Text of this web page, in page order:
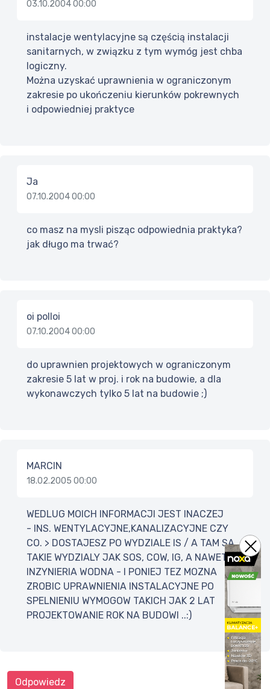
03.10.2004 00:00
instalacje wentylacyjne są częścią instalacji
sanitarnych, w związku z tym wymóg jest chba
logiczny.
Można uzyskać uprawnienia w ograniczonym
zakresie po ukończeniu kierunków pokrewnych
i odpowiedniej praktyce
Ja
07.10.2004 00:00
co masz na mysli pisząc odpowiednia praktyka?
jak długo ma trwać?
oi polloi
07.10.2004 00:00
do uprawnien projektowych w ograniczonym
zakresie 5 lat w proj. i rok na budowie, a dla
wykonawczych tylko 5 lat na budowie ;)
MARCIN
18.02.2005 00:00
WEDLUG MOICH INFORMACJI JEST INACZEJ
- INS. WENTYLACYJNE,KANALIZACYJNE CZY
CO. > DOSTAJESZ PO WYDZIALE IS / A TAM SA
TAKIE WYDZIALY JAK SOS, COW, IG, A NAWET
INZYNIERIA WODNA - I PONIEJ TEZ MOZNA
ZROBIC UPRAWNIENIA INSTALACYJNE PO
SPELNIENIU WYMOGOW TAKICH JAK 2 LAT
PROJEKTOWANIE ROK NA BUDOWI ..:)
Odpowiedz